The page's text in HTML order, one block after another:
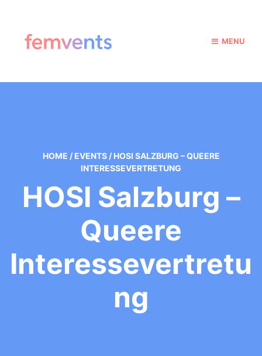
MENU
HOME / EVENTS / HOSI SALZBURG – QUEERE
INTERESSEVERTRETUNG
HOSI Salzburg –
Queere
Interessevertretu
Ng